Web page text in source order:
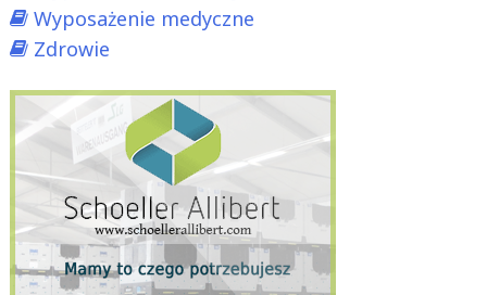
Wyposażenie medyczne
Zdrowie